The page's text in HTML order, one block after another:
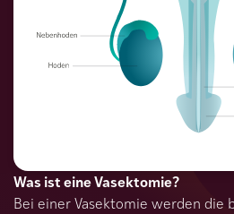
Was ist eine Vasektomie?
Bei einer Vasektomie werden die